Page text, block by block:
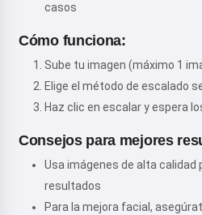
casos
Cómo funciona:
Sube tu imagen (máximo 1
Elige el método de escalado
Haz clic en escalar y espera
Consejos para mejores
Usa imágenes de alta calidad
resultados
Para la mejora facial,